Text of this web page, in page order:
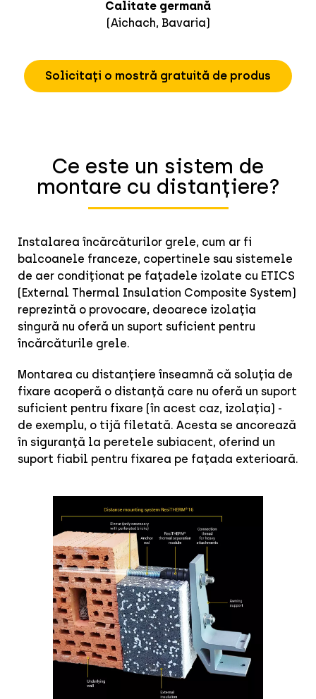
Calitate germană
(Aichach, Bavaria)
Solicitați o mostră gratuită de produs
Ce este un sistem de
montare cu distanțiere?
Instalarea încărcăturilor grele, cum ar fi
balcoanele franceze, copertinele sau sistemele
de aer condiționat pe fațadele izolate cu ETICS
(External Thermal Insulation Composite System)
reprezintă o provocare, deoarece izolația
singură nu oferă un suport suficient pentru
încărcăturile grele.
Montarea cu distanțiere înseamnă că soluția de
fixare acoperă o distanță care nu oferă un suport
suficient pentru fixare (în acest caz, izolația) -
de exemplu, o tijă filetată. Acesta se ancorează
în siguranță la peretele subiacent, oferind un
suport fiabil pentru fixarea pe fațada exterioară.